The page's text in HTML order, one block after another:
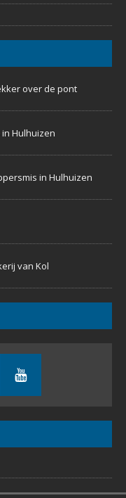
over de pont
Hulhuizen
in Hulhuizen
van Kol